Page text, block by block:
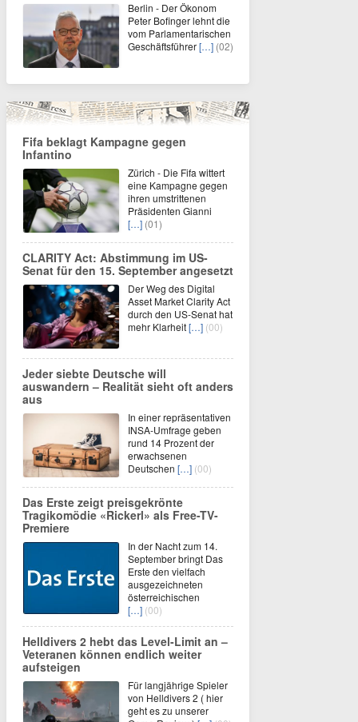
Berlin - Der Ökonom
Peter Bofinger lehnt die
vom Parlamentarischen
Geschäftsführer[…] (02)
Fifa beklagt Kampagne gegen
Infantino
Zürich - Die Fifa wittert
eine Kampagne gegen
ihren umstrittenen
Präsidenten Gianni
[…] (01)
CLARITY Act: Abstimmung im US-
Senat für den 15. September angesetzt
Der Weg des Digital
Asset Market Clarity Act
durch den US-Senat hat
mehr Klarheit[…] (00)
Jeder siebte Deutsche will
auswandern – Realität sieht oft anders
aus
In einer repräsentativen
INSA-Umfrage geben
rund 14 Prozent der
erwachsenen
Deutschen […] (00)
Das Erste zeigt preisgekrönte
Tragikomödie «Rickerl» als Free-TV-
Premiere
In der Nacht zum 14.
September bringt Das
Erste den vielfach
ausgezeichneten
österreichischen
[…] (00)
Helldivers 2 hebt das Level-Limit an –
Veteranen können endlich weiter
aufsteigen
Für langjährige Spieler
von Helldivers 2 ( hier
geht es zu unserer